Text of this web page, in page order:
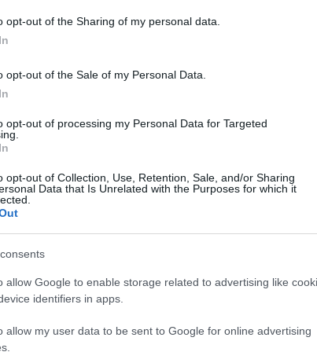
opt-out of the Sharing of my personal data.
opt-out of the Sale of my Personal Data.
opt-out of processing my Personal Data for Targeted
opt-out of Collection, Use, Retention, Sale, and/or Sharing
Data that Is Unrelated with the Purposes for which it
allow Google to enable storage related to advertising like
identifiers in apps.
allow my user data to be sent to Google for online advertising
Kommentek:
nem vállal, azokat nem ellenőrzi. Kifogás esetén forduljon a blog
feltételekben
! ‐